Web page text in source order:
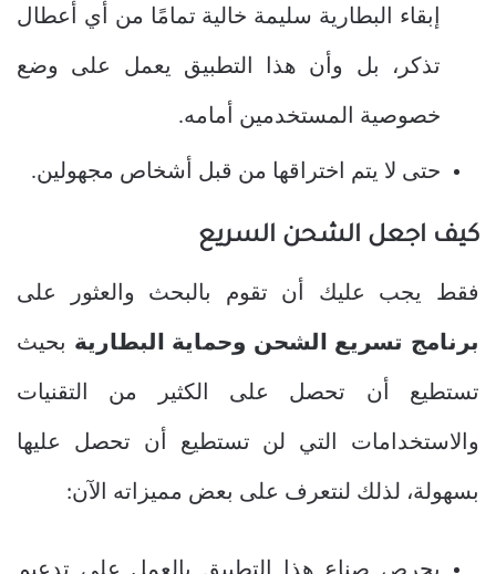
إبقاء البطارية سليمة خالية تمامًا من أي أعطال
تذكر، بل وأن هذا التطبيق يعمل على وضع
خصوصية المستخدمين أمامه.
حتى لا يتم اختراقها من قبل أشخاص مجهولين.
كيف اجعل الشحن السريع
فقط يجب عليك أن تقوم بالبحث والعثور على
برنامج تسريع الشحن وحماية البطارية بحيث
تستطيع أن تحصل على الكثير من التقنيات
والاستخدامات التي لن تستطيع أن تحصل عليها
بسهولة، لذلك لنتعرف على بعض مميزاته الآن: